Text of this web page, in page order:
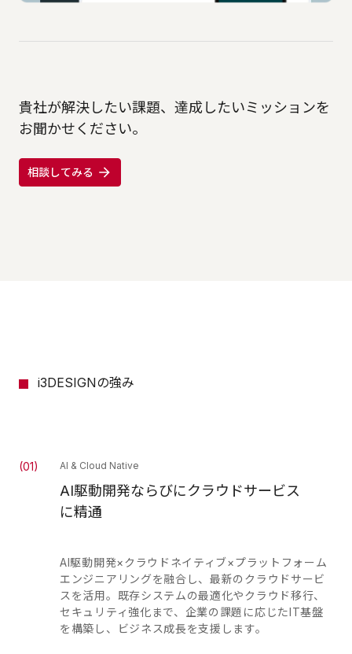
貴社が解決したい課題、達成したいミッションを
お聞かせください。
相談してみる
i3DESIGNの強み
(01) AI & Cloud Native
AI駆動開発ならびにクラウドサービス
に精通
AI駆動開発×クラウドネイティブ×プラットフォーム
エンジニアリングを融合し、最新のクラウドサービ
スを活用。既存システムの最適化やクラウド移行、
セキュリティ強化まで、企業の課題に応じたIT基盤
を構築し、ビジネス成長を支援します。